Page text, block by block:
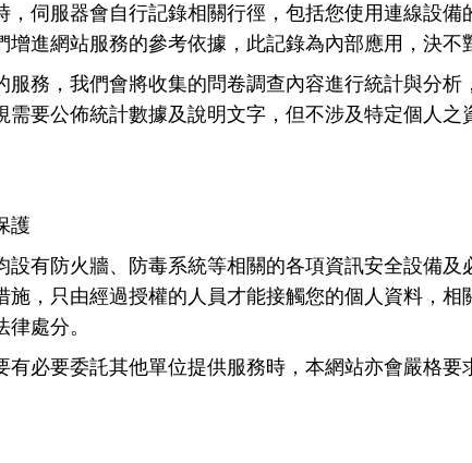
，伺服器會自行記錄相關行徑，包括您使用連線設
增進網站服務的參考依據，此記錄為內部應用，決不
服務，我們會將收集的問卷調查內容進行統計與分
需要公佈統計數據及說明文字，但不涉及特定個人之
護
設有防火牆、防毒系統等相關的各項資訊安全設備
施，只由經過授權的人員才能接觸您的個人資料，
處分。
有必要委託其他單位提供服務時，本網站亦會嚴格